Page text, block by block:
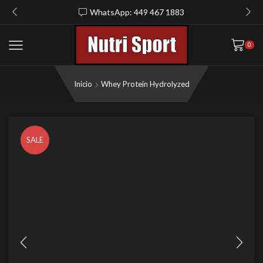
WhatsApp: 449 467 1883
0
Inicio Whey Protein Hydrolyzed
SALE